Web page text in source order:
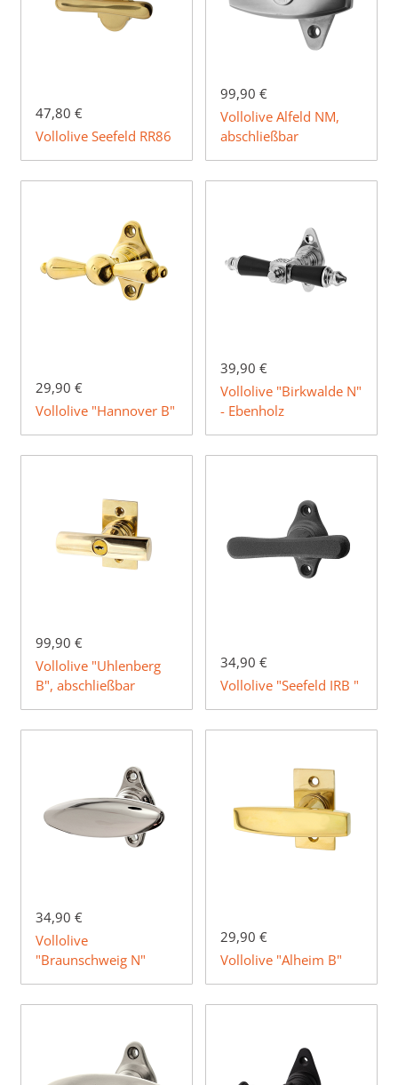
47,80 €
Vollolive Seefeld RR86
99,90 €
Vollolive Alfeld NM,
abschließbar
29,90 €
Vollolive "Hannover B"
39,90 €
Vollolive "Birkwalde N"
- Ebenholz
99,90 €
Vollolive "Uhlenberg
B", abschließbar
34,90 €
Vollolive "Seefeld IRB "
34,90 €
Vollolive
"Braunschweig N"
29,90 €
Vollolive "Alheim B"